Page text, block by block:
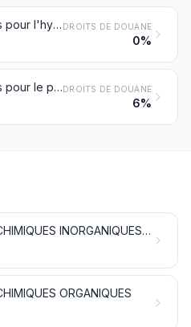
Préparations pour l'hygiène buccale ou dentaire, y compris les poudres et crèmes pour faciliter l'adhérence des dentiers; fils utilisés pour nettoyer les espaces interdentaires (fils dentaires), en emballages individuels de détail DROITS DE DOUANE
0%
Préparations pour le prérasage, le rasage ou l'après-rasage, désodorisants corporels, préparations pour bains, dépilatoires, autres produits de parfumerie ou de toilette préparés et autres préparations cosmétiques, non dénommés ni compris ailleurs; désodorisants de locaux, préparés, même non parfumés, ayant ou non des propriétés désinfectantesDROITS DE DOUANE
6%
PRODUITS CHIMIQUES INORGANIQUES; COMPOSÉS INORGANIQUES OU ORGANIQUES DE MÉTAUX PRÉCIEUX, D'ÉLÉMENTS RADIOACTIFS, DE MÉTAUX DES TERRES RARES OU D'ISOTOPES
ORGANIQUES